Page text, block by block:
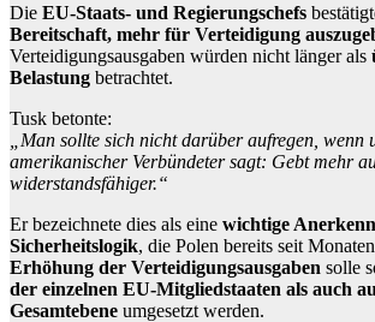
Die EU-Staats- und Regierungschefs
Bereitschaft, mehr für Verteidigung
Verteidigungsausgaben würden nicht länger als
Belastung betrachtet.
Tusk betonte:
„Man sollte sich nicht darüber aufregen, wenn
amerikanischer Verbündeter sagt: Gebt mehr
widerstandsfähiger.“
Er bezeichnete dies als eine wichtige
Sicherheitslogik, die Polen bereits seit
Erhöhung der Verteidigungsausgaben solle
der einzelnen EU-Mitgliedstaaten als auch
Gesamtebene umgesetzt werden.